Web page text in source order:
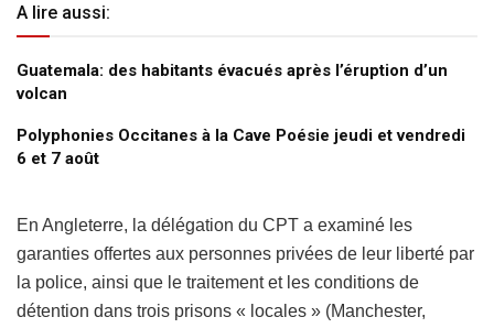
A lire aussi:
Guatemala: des habitants évacués après l’éruption d’un
volcan
Polyphonies Occitanes à la Cave Poésie jeudi et vendredi
6 et 7 août
En Angleterre, la délégation du CPT a examiné les
garanties offertes aux personnes privées de leur liberté par
la police, ainsi que le traitement et les conditions de
détention dans trois prisons « locales » (Manchester,